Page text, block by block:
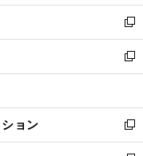
ウ
で
開
く
ン
ド
ウ
で
開
ウ
ィ
ン
ド
ウ
開
く
し
い
ウ
ィ
ン
ウ
で
開
新
し
い
ウ
ン
ド
ウ
新
し
ウ
ィ
ン
ョン
新
し